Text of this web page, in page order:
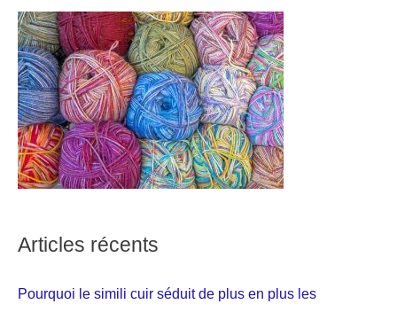
Articles récents
Pourquoi le simili cuir séduit de plus en plus les